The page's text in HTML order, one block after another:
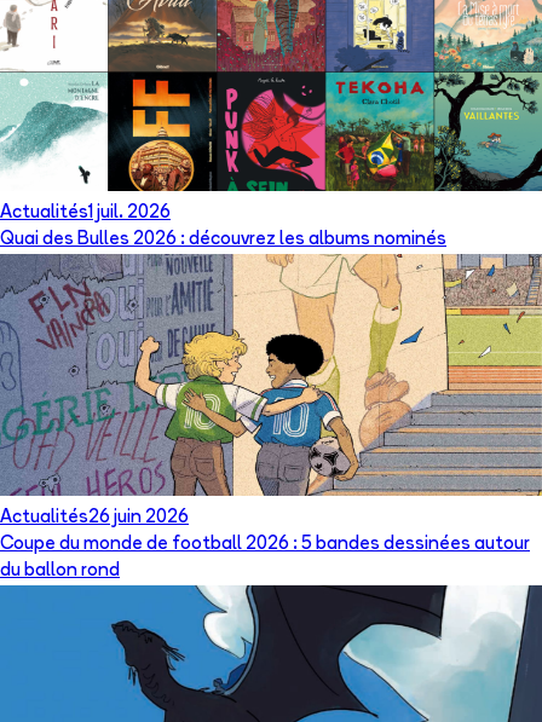
Actualités1 juil. 2026
Quai des Bulles 2026 : découvrez les albums nominés
Actualités26 juin 2026
Coupe du monde de football 2026 : 5 bandes dessinées autour
du ballon rond